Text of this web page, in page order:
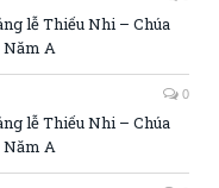
lễ Thiếu Nhi – Chúa
Năm A
0
lễ Thiếu Nhi – Chúa
Năm A